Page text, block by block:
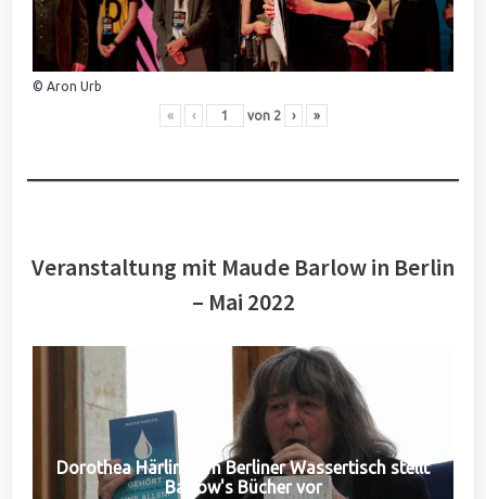
© Aron Urb
« ‹ von 2 › »
Veranstaltung mit Maude Barlow in Berlin
– Mai 2022
Dorothea Härlin vom Berliner Wassertisch stellt
Barlow's Bücher vor